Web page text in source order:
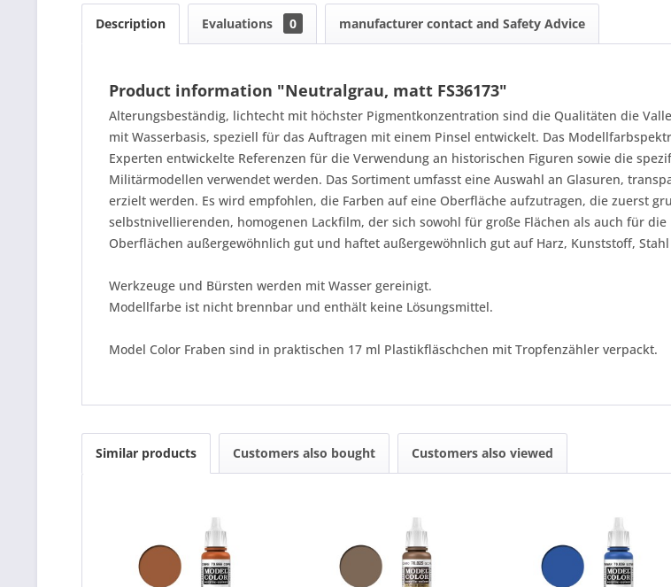
Description Evaluations 0 manufacturer contact and Safety Advice
Product information "Neutralgrau, matt FS36173"
Alterungsbeständig, lichtecht mit höchster Pigmentkonzentration sind die Qualitäten die
mit Wasserbasis, speziell für das Auftragen mit einem Pinsel entwickelt. Das
Experten entwickelte Referenzen für die Verwendung an historischen Figuren sowie die
Militärmodellen verwendet werden. Das Sortiment umfasst eine Auswahl an Glasuren,
erzielt werden. Es wird empfohlen, die Farben auf eine Oberfläche aufzutragen, die zuerst
selbstnivellierenden, homogenen Lackfilm, der sich sowohl für große Flächen als auch für
Oberflächen außergewöhnlich gut und haftet außergewöhnlich gut auf Harz, Kunststoff,
Werkzeuge und Bürsten werden mit Wasser gereinigt.
Modellfarbe ist nicht brennbar und enthält keine Lösungsmittel.
Model Color Fraben sind in praktischen 17 ml Plastikfläschchen mit Tropfenzähler verpackt.
Similar products Customers also bought Customers also viewed